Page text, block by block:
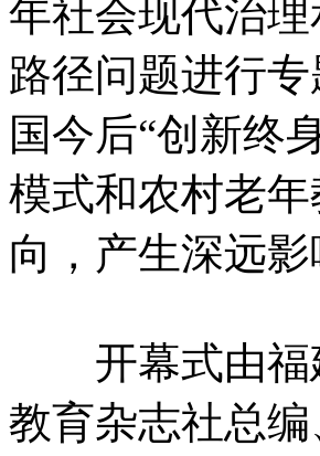
年社会现代治
路径问题进行
国今后“创新终
模式和农村老
向，产生深远
开幕式由福
教育杂志社总